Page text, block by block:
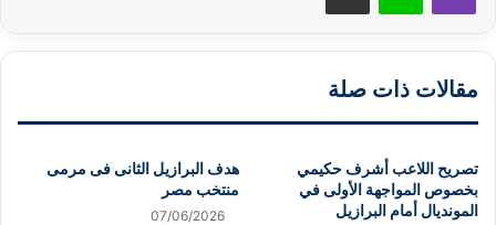
مقالات ذات صلة
تصريح اللاعب أشرف حكيمي
بخصوص المواجهة الأولى في
المونديال أمام البرازيل
هدف البرازيل الثانى فى مرمى
منتخب مصر
07/06/2026